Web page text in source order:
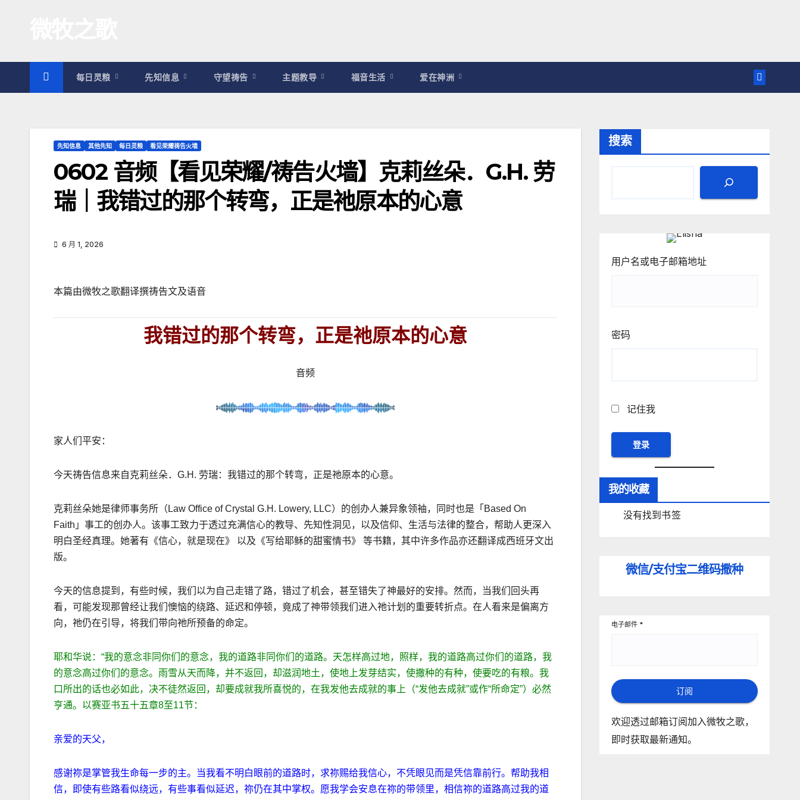
容
每日灵粮 先知信息 守望祷告 主题教导 福音生活 爱在神洲
先知信息 其他先知 每日灵粮 看见荣耀祷告火墙
0602 音频【看见荣耀/祷告火墙】克莉丝朵．G.H. 劳
瑞｜我错过的那个转弯，正是祂原本的心意
6 月 1, 2026
本篇由微牧之歌翻译撰祷告文及语音
我错过的那个转弯，正是祂原本的心意
音频
家人们平安：
今天祷告信息来自克莉丝朵． G.H. 劳瑞：我错过的那个转弯，正是祂原本的心意。
克莉丝朵她是律师事务所（ Law Office of Crystal G.H. Lowery, LLC）的创办人兼异象领袖，同时也是「 Based On
Faith 」事工的创办人。该事工致力于透过充满信心的教导、先知性洞见，以及信仰、生活与法律的整合，帮助人更深入
明白圣经真理。她著有《信心，就是现在》 以及《写给耶稣的甜蜜情书》 等书籍，其中许多作品亦还翻译成西班牙文出
版。
今天的信息提到，有些时候，我们以为自己走错了路，错过了机会，甚至错失了神最好的安排。然而，当我们回头再
看，可能发现那曾经让我们懊恼的绕路、延迟和停顿，竟成了神带领我们进入祂计划的重要转折点。在人看来是偏离方
向，祂仍在引导，将我们带向祂所预备的命定。
耶和华说： “我的意念非同你们的意念，我的道路非同你们的道路。天怎样高过地，照样，我的道路高过你们的道路，我
的意念高过你们的意念。雨雪从天而降，并不返回，却滋润地土，使地上发芽结实，使撒种的有种，使要吃的有粮。我
口所出的话也必如此，决不徒然返回，却要成就我所喜悦的，在我发他去成就的事上（“发他去成就”或作“所命定”）必然
亨通。 以赛亚书五十五章8至11节：
亲爱的天父，
感谢祢是掌管我生命每一步的主。当我看不明白眼前的道路时，求祢赐给我信心，不凭眼见而是凭信靠前行。帮助我相
信，即使有些路看似绕远，有些事看似延迟，祢仍在其中掌权。愿我学会安息在祢的带领里，相信祢的道路高过我的道
搜索
用户名或电子邮箱地址
密码
记住我
我的收藏
没有找到书签
微信/支付宝二维码撒种
电子邮件 *
订阅
欢迎透过邮箱订阅加入微牧之歌，
即时获取最新通知。